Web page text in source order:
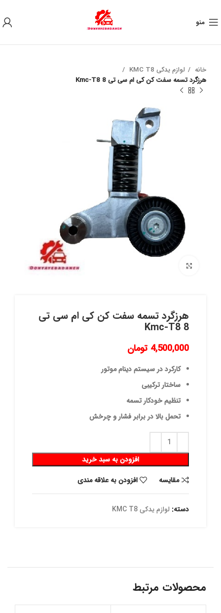
منو
خانه
لوازم یدکی KMC T8
هرزگرد تسمه سفت کن کی ام سی تی 8 Kmc-T8
هرزگرد تسمه سفت کن کی ام سی تی
8 Kmc-T8
4,500,000 تومان
کارکرد در سیستم دینام موتور
ساختار ترکیبی
تنظیم خودکار تسمه
تحمل بالا در برابر فشار و چرخش
افزودن به سبد خرید
مقايسه
افزودن به علاقه مندی
دسته: لوازم یدکی KMC T8
محصولات مرتبط
به علت نوسان ارز ، لطفا قبل از خرید تماس بگیرید.